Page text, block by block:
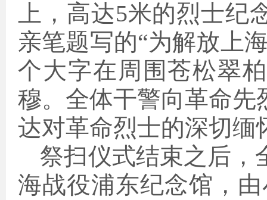
上，高达5米的烈士纪
亲笔题写的“为解放上
个大字在周围苍松翠
穆。全体干警向革命先
达对革命烈士的深切缅
祭扫仪式结束之后，
海战役浦东纪念馆，